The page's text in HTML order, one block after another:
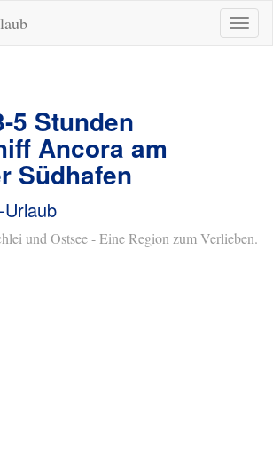
ein-/
5 Stunden
Ancora am
Südhafen
und Ostsee - Eine Region zum Verlieben.